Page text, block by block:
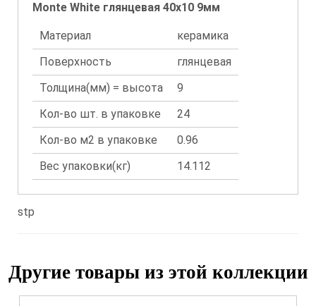
Monte White глянцевая 40x10 9мм
Материал
керамика
Поверхность
глянцевая
Толщина(мм) = высота
9
Кол-во шт. в упаковке
24
Кол-во м2 в упаковке
0.96
Вес упаковки(кг)
14.112
stp
Другие товары из этой коллекции